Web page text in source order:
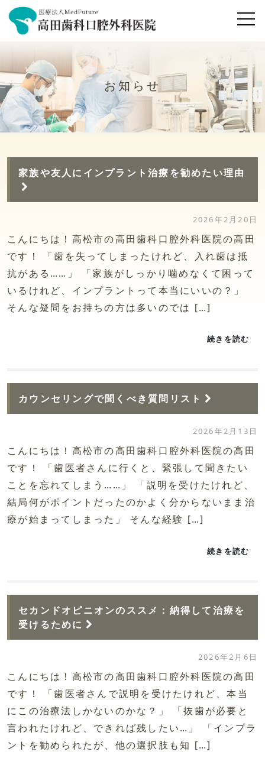
お知らせ
家族や友人にインプラント治療を勧めたい理由
2026年2月20日
こんにちは！高松市の高田歯科口腔外科医院の高田
です！ 「歯を失ってしまったけれど、入れ歯は抵
抗がある……」 「家族がしっかり噛めなくて困って
いるけれど、インプラントって本当にいいの？」
そんな疑問をお持ちの方は多いのでは […]
続きを読む
カウンセリングで聞くべき質問リスト
2026年2月13日
こんにちは！高松市の高田歯科口腔外科医院の高田
です！ 「歯医者さんに行くと、緊張して聞きたい
ことを忘れてしまう……」 「説明を受けたけれど、
結局何がポイントだったのかよく分からないまま治
療が始まってしまった」 そんな経験 […]
続きを読む
セカンドオピニオンのススメ：納得して治療を
受けるために
2026年2月6日
こんにちは！高松市の高田歯科口腔外科医院の高田
です！ 「歯医者さんで説明を受けたけれど、本当
にこの治療法しかないのかな？」 「抜歯が必要と
言われたけれど、できれば残したい…」 「インプラ
ントを勧められたが、他の選択肢も知 […]